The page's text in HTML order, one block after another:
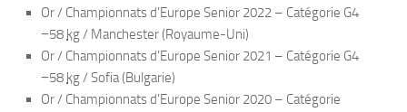
Or / Championnats d’Europe Senior 2022 – Catégorie G4
−58 kg/ Manchester (Royaume-Uni)
Or / Championnats d’Europe Senior 2021 – Catégorie G4
−58 kg/ Sofia (Bulgarie)
Or / Championnats d’Europe Senior 2020 – Catégorie